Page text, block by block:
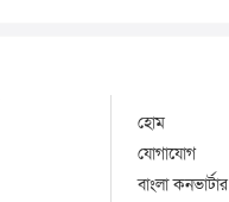
হোম
যোগাযোগ
বাংলা কনভার্টার